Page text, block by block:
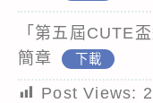
「第五屆CUTE
簡章
下載
Post Views: